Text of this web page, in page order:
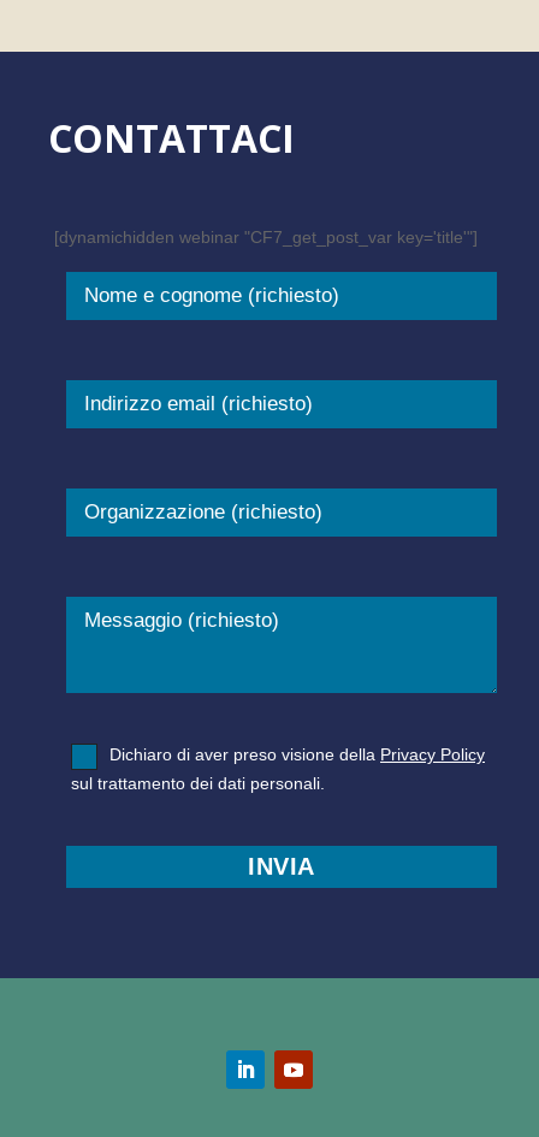
CONTATTACI
[dynamichidden webinar "CF7_get_post_var key='title'"]
Dichiaro di aver preso visione della Privacy Policy
sul trattamento dei dati personali.